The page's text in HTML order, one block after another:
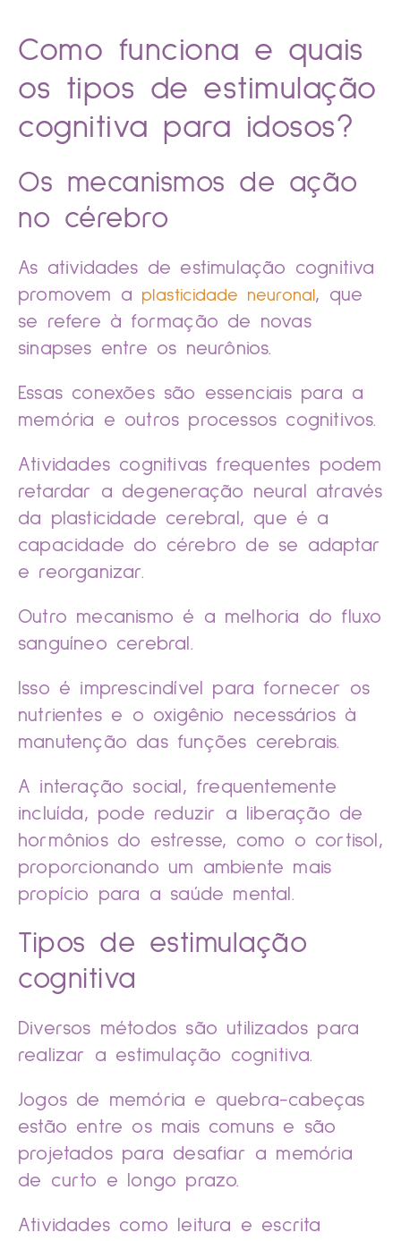
Como funciona e quais
os tipos de estimulação
cognitiva para idosos?
Os mecanismos de ação
no cérebro
As atividades de estimulação cognitiva
promovem a plasticidade neuronal , que
se refere à formação de novas
sinapses entre os neurônios.
Essas conexões são essenciais para a
memória e outros processos cognitivos.
Atividades cognitivas frequentes podem
retardar a degeneração neural através
da plasticidade cerebral, que é a
capacidade do cérebro de se adaptar
e reorganizar.
Outro mecanismo é a melhoria do fluxo
sanguíneo cerebral.
Isso é imprescindível para fornecer os
nutrientes e o oxigênio necessários à
manutenção das funções cerebrais.
A interação social, frequentemente
incluída, pode reduzir a liberação de
hormônios do estresse, como o cortisol,
proporcionando um ambiente mais
propício para a saúde mental.
Tipos de estimulação
cognitiva
Diversos métodos são utilizados para
realizar a estimulação cognitiva.
Jogos de memória e quebra-cabeças
estão entre os mais comuns e são
projetados para desafiar a memória
de curto e longo prazo.
Atividades como leitura e escrita